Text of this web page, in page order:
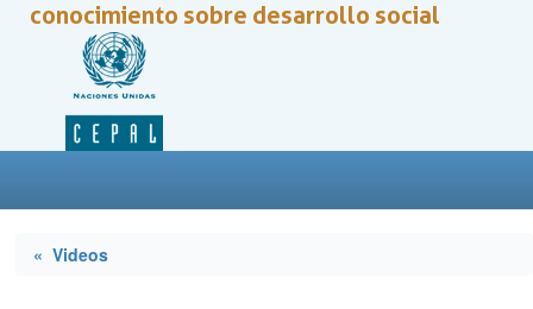
conocimiento sobre desarrollo social
« Videos